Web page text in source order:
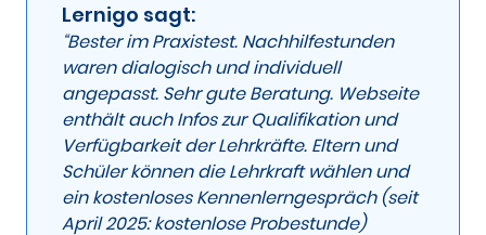
Lernigo sagt:
“Bester im Praxistest. Nachhilfestunden
waren dialogisch und individuell
angepasst. Sehr gute Beratung. Webseite
enthält auch Infos zur Qualifikation und
Verfügbarkeit der Lehrkräfte. Eltern und
Schüler können die Lehrkraft wählen und
ein kostenloses Kennenlerngespräch (seit
April 2025: kostenlose Probestunde)